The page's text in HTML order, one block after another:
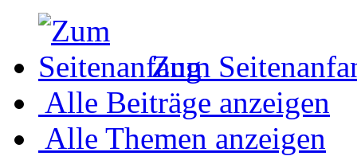
Zum
Alle Beiträge anzeigen
Alle Themen anzeigen